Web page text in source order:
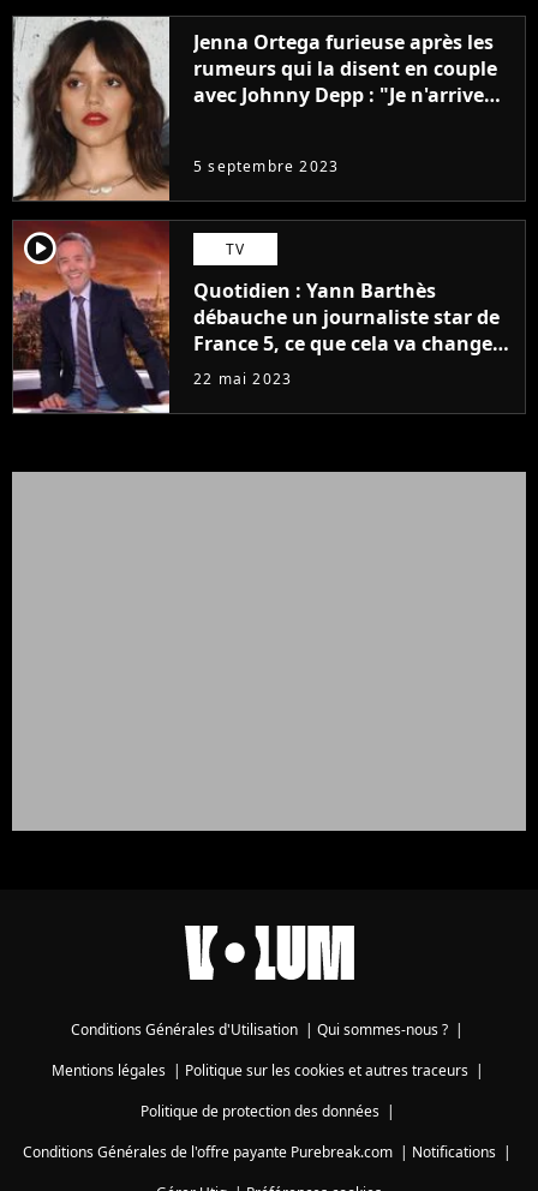
Jenna Ortega furieuse après les
rumeurs qui la disent en couple
avec Johnny Depp : "Je n'arrive
5 septembre 2023
player2 TV
Quotidien : Yann Barthès
débauche un journaliste star de
France 5, ce que cela va changer
à la rentrée
22 mai 2023
Conditions Générales d'Utilisation | Qui sommes-nous ? |
Mentions légales| Politique sur les cookies et autres traceurs|
Politique de protection des données|
Conditions Générales de l'offre payante Purebreak.com | Notifications |